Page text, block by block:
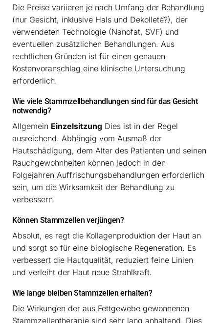
Die Preise variieren je nach Umfang der Behandlung
(nur Gesicht, inklusive Hals und Dekolleté?), der
verwendeten Technologie (Nanofat, SVF) und
eventuellen zusätzlichen Behandlungen. Aus
rechtlichen Gründen ist für einen genauen
Kostenvoranschlag eine klinische Untersuchung
erforderlich.
Wie viele Stammzellbehandlungen sind für das Gesicht
notwendig?
Allgemein Einzelsitzung Dies ist in der Regel
ausreichend. Abhängig vom Ausmaß der
Hautschädigung, dem Alter des Patienten und seinen
Rauchgewohnheiten können jedoch in den
Folgejahren Auffrischungsbehandlungen erforderlich
sein, um die Wirksamkeit der Behandlung zu
verbessern.
Können Stammzellen verjüngen?
Absolut, es regt die Kollagenproduktion der Haut an
und sorgt so für eine biologische Regeneration. Es
verbessert die Hautqualität, reduziert feine Linien
und verleiht der Haut neue Strahlkraft.
Wie lange bleiben Stammzellen erhalten?
Die Wirkungen der aus Fettgewebe gewonnenen
Stammzellentherapie sind sehr lang anhaltend. Dies